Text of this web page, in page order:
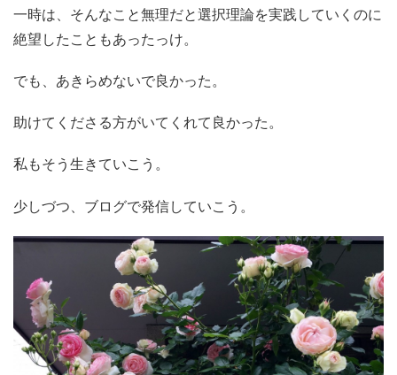
一時は、そんなこと無理だと選択理論を実践していくのに
絶望したこともあったっけ。
でも、あきらめないで良かった。
助けてくださる方がいてくれて良かった。
私もそう生きていこう。
少しづつ、ブログで発信していこう。